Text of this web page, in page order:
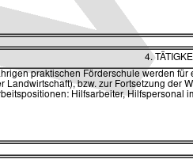
4.
praktischen Förderschule werden
Landwirtschaft), bzw. zur Fortsetzung der
Hilfsarbeiter, Hilfspersonal